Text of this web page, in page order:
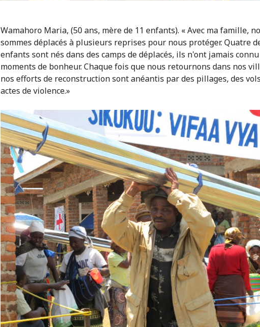
Wamahoro Maria, (50 ans, mère de 11 enfants). « Avec ma famille,
sommes déplacés à plusieurs reprises pour nous protéger. Quatre
enfants sont nés dans des camps de déplacés, ils n'ont jamais
moments de bonheur. Chaque fois que nous retournons dans nos
nos efforts de reconstruction sont anéantis par des pillages, des
actes de violence.»